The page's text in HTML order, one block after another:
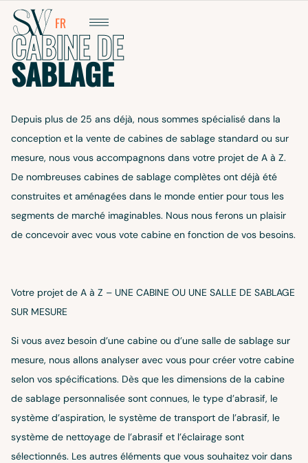
FR
CABINE DE
SABLAGE
Depuis plus de 25 ans déjà, nous sommes spécialisé dans la
conception et la vente de cabines de sablage standard ou sur
mesure, nous vous accompagnons dans votre projet de A à Z.
De nombreuses cabines de sablage complètes ont déjà été
construites et aménagées dans le monde entier pour tous les
segments de marché imaginables. Nous nous ferons un plaisir
de concevoir avec vous vote cabine en fonction de vos besoins.
Votre projet de A à Z – UNE CABINE OU UNE SALLE DE SABLAGE
SUR MESURE
Si vous avez besoin d’une cabine ou d’une salle de sablage sur
mesure, nous allons analyser avec vous pour créer votre cabine
selon vos spécifications. Dès que les dimensions de la cabine
de sablage personnalisée sont connues, le type d’abrasif, le
système d’aspiration, le système de transport de l’abrasif, le
système de nettoyage de l’abrasif et l’éclairage sont
sélectionnés. Les autres éléments que vous souhaitez voir dans